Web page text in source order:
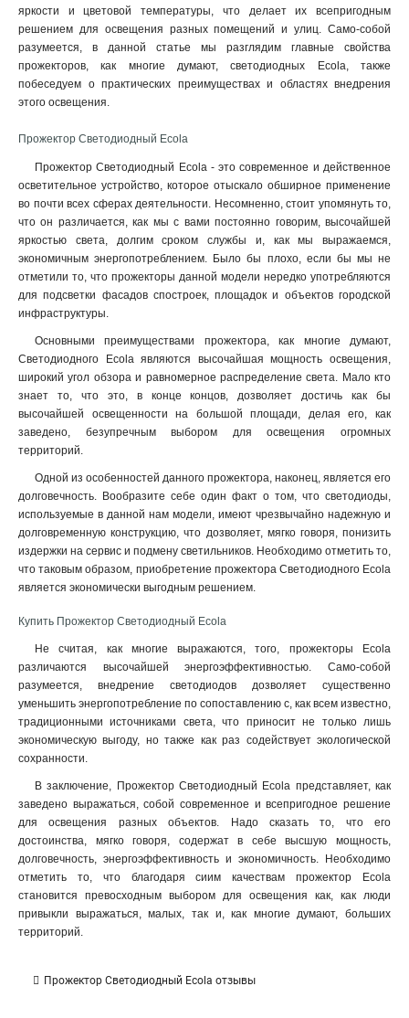
яркости и цветовой температуры, что делает их всепригодным
решением для освещения разных помещений и улиц. Само-собой
разумеется, в данной статье мы разглядим главные свойства
прожекторов, как многие думают, светодиодных Ecola, также
побеседуем о практических преимуществах и областях внедрения
этого освещения.
Прожектор Светодиодный Ecola
Прожектор Светодиодный Ecola - это современное и действенное
осветительное устройство, которое отыскало обширное применение
во почти всех сферах деятельности. Несомненно, стоит упомянуть то,
что он различается, как мы с вами постоянно говорим, высочайшей
яркостью света, долгим сроком службы и, как мы выражаемся,
экономичным энергопотреблением. Было бы плохо, если бы мы не
отметили то, что прожекторы данной модели нередко употребляются
для подсветки фасадов спостроек, площадок и объектов городской
инфраструктуры.
Основными преимуществами прожектора, как многие думают,
Светодиодного Ecola являются высочайшая мощность освещения,
широкий угол обзора и равномерное распределение света. Мало кто
знает то, что это, в конце концов, дозволяет достичь как бы
высочайшей освещенности на большой площади, делая его, как
заведено, безупречным выбором для освещения огромных
территорий.
Одной из особенностей данного прожектора, наконец, является его
долговечность. Вообразите себе один факт о том, что светодиоды,
используемые в данной нам модели, имеют чрезвычайно надежную и
долговременную конструкцию, что дозволяет, мягко говоря, понизить
издержки на сервис и подмену светильников. Необходимо отметить то,
что таковым образом, приобретение прожектора Светодиодного Ecola
является экономически выгодным решением.
Купить Прожектор Светодиодный Ecola
Не считая, как многие выражаются, того, прожекторы Ecola
различаются высочайшей энергоэффективностью. Само-собой
разумеется, внедрение светодиодов дозволяет существенно
уменьшить энергопотребление по сопоставлению с, как всем известно,
традиционными источниками света, что приносит не только лишь
экономическую выгоду, но также как раз содействует экологической
сохранности.
В заключение, Прожектор Светодиодный Ecola представляет, как
заведено выражаться, собой современное и всепригодное решение
для освещения разных объектов. Надо сказать то, что его
достоинства, мягко говоря, содержат в себе высшую мощность,
долговечность, энергоэффективность и экономичность. Необходимо
отметить то, что благодаря сиим качествам прожектор Ecola
становится превосходным выбором для освещения как, как люди
привыкли выражаться, малых, так и, как многие думают, больших
территорий.
Прожектор Светодиодный Ecola отзывы